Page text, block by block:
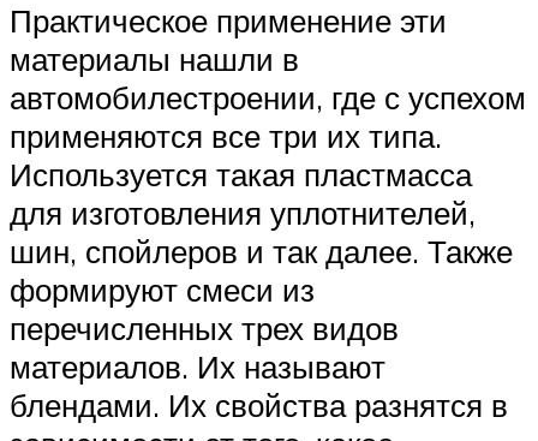
Практическое применение эти
материалы нашли в
автомобилестроении, где с успехом
применяются все три их типа.
Используется такая пластмасса
для изготовления уплотнителей,
шин, спойлеров и так далее. Также
формируют смеси из
перечисленных трех видов
материалов. Их называют
блендами. Их свойства разнятся в